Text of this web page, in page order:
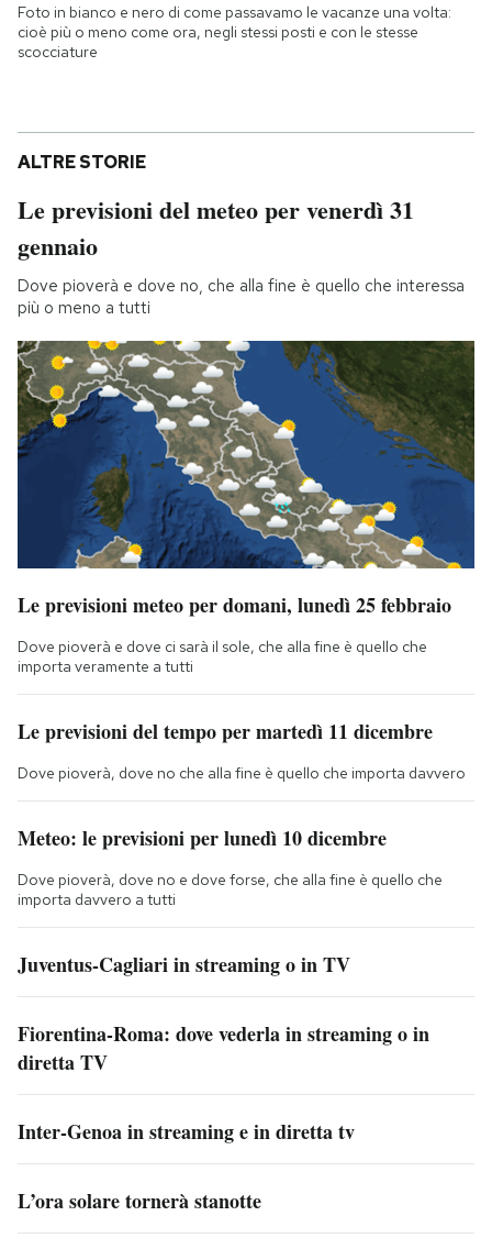
Foto in bianco e nero di come passavamo le vacanze una volta:
cioè più o meno come ora, negli stessi posti e con le stesse
scocciature
ALTRE STORIE
Le previsioni del meteo per venerdì 31
gennaio
Dove pioverà e dove no, che alla fine è quello che interessa
più o meno a tutti
Le previsioni meteo per domani, lunedì 25 febbraio
Dove pioverà e dove ci sarà il sole, che alla fine è quello che
importa veramente a tutti
Le previsioni del tempo per martedì 11 dicembre
Dove pioverà, dove no che alla fine è quello che importa davvero
Meteo: le previsioni per lunedì 10 dicembre
Dove pioverà, dove no e dove forse, che alla fine è quello che
importa davvero a tutti
Juventus-Cagliari in streaming o in TV
Fiorentina-Roma: dove vederla in streaming o in
diretta TV
Inter-Genoa in streaming e in diretta tv
L’ora solare tornerà stanotte